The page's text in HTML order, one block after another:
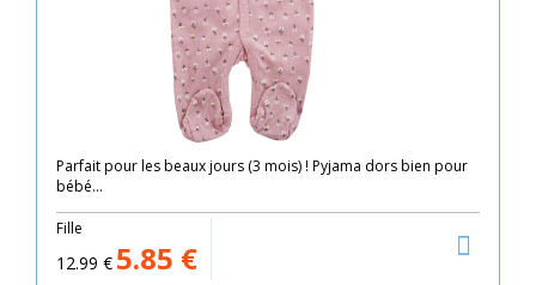
Parfait pour les beaux jours (3 mois) ! Pyjama dors bien pour
bébé...
Fille
12.99 € 5.85 €